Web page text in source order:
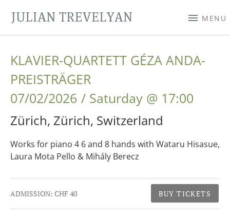
JULIAN TREVELYAN MENU
KLAVIER-QUARTETT GÉZA ANDA-
PREISTRÄGER
07/02/2026
Saturday @ 17:00
Zürich, Zürich, Switzerland
Works for piano 4 6 and 8 hands with Wataru Hisasue,
Laura Mota Pello & Mihály Berecz
Gig Details
ADMISSION: CHF 40 BUY TICKETS